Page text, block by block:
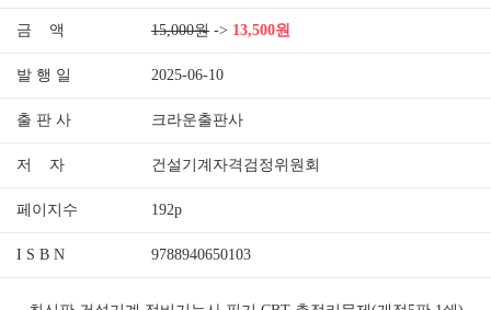
금 액 15,000원 -> 13,500원
발 행 일 2025-06-10
출 판 사 크라운출판사
저 자 건설기계자격검정위원회
페이지수 192p
I S B N 9788940650103